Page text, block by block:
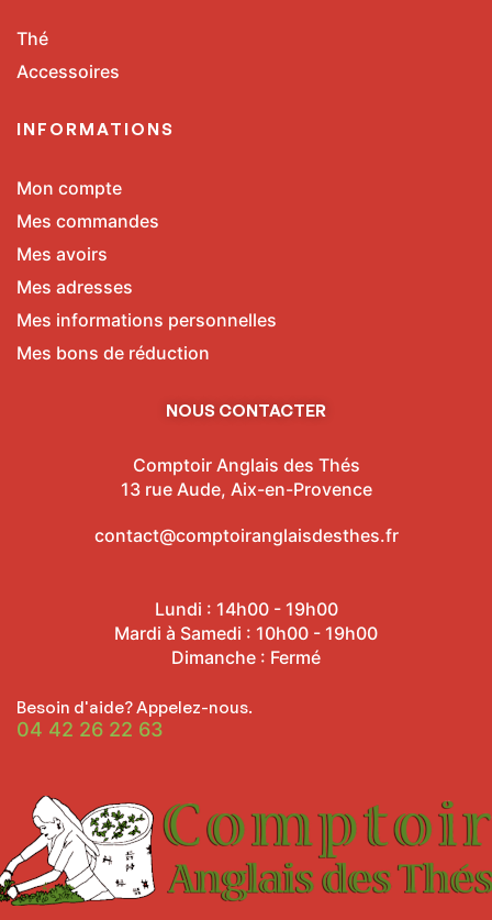
Thé
Accessoires
INFORMATIONS
Mon compte
Mes commandes
Mes avoirs
Mes adresses
Mes informations personnelles
Mes bons de réduction
NOUS CONTACTER
Comptoir Anglais des Thés
13 rue Aude, Aix-en-Provence
contact@comptoiranglaisdesthes.fr
Lundi : 14h00 - 19h00
Mardi à Samedi : 10h00 - 19h00
Dimanche : Fermé
Besoin d'aide? Appelez-nous.
04 42 26 22 63